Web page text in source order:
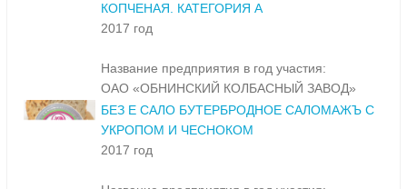
КОПЧЕНАЯ. КАТЕГОРИЯ А
2017 год
Название предприятия в год участия:
ОАО «ОБНИНСКИЙ КОЛБАСНЫЙ ЗАВОД»
БЕЗ Е САЛО БУТЕРБРОДНОЕ САЛОМАЖЪ С
УКРОПОМ И ЧЕСНОКОМ
2017 год